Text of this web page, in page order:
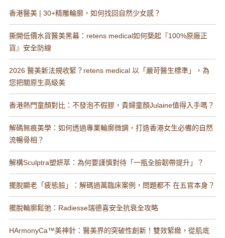
香港醫美 | 30+精雕輪廓，如何找回自然少女感？
撕開低價水貨醫美黑幕：retens medical如何築起『100%原廠正
貨』安全防線
2026 醫美新法規收緊？retens medical 以「嚴苛醫生標準」，為
您把關原生高級美
香港熱門童顏對比：不發泡不假膠，貴婦童顏Julaine值得入手嗎？
解碼無痕美學：如何透過專業輪廓微調，打造香港女生必備的自然
流暢骨相？
解構Sculptra塑妍萃：為何要謹慎對待「一瓶全臉韌帶提升」？
擺脫顯老「疲態臉」：解碼過萬臨床案例，問題都不 在五官本身？
擺脫輪廓鬆弛：Radiesse瑞德喜安全抗衰全攻略
HArmonyCa™️美神針：醫美界的突破性創新！雙效緊緻，從肌底